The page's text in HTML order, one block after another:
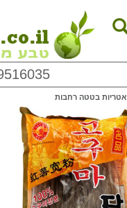
נגישות
המרכזי
אטריות בטטה רחבות